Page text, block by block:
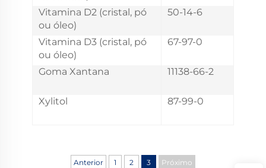
Vitamina D2 (cristal, pó
ou óleo)
50-14-6
Vitamina D3 (cristal, pó
ou óleo)
67-97-0
Goma Xantana 11138-66-2
Xylitol 87-99-0
Anterior 1 2 3 Próximo